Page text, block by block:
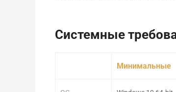
Системные
Минимальные